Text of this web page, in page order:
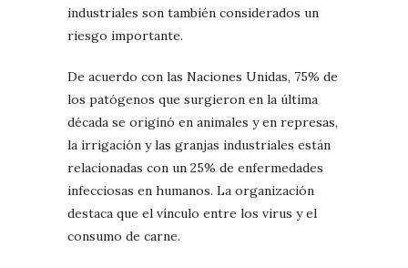
industriales son también considerados un
riesgo importante.
De acuerdo con las Naciones Unidas, 75% de
los patógenos que surgieron en la última
década se originó en animales y en represas,
la irrigación y las granjas industriales están
relacionadas con un 25% de enfermedades
infecciosas en humanos. La organización
destaca que el vínculo entre los virus y el
consumo de carne.